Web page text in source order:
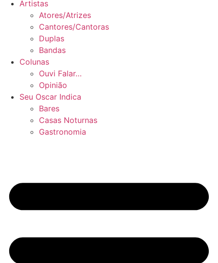
Artistas
Atores/Atrizes
Cantores/Cantoras
Duplas
Bandas
Colunas
Ouvi Falar…
Opinião
Seu Oscar Indica
Bares
Casas Noturnas
Gastronomia